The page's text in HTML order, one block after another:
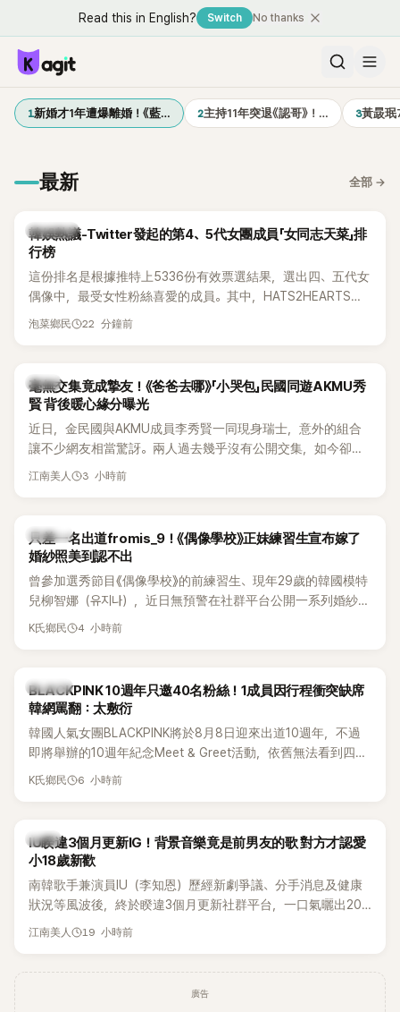
Read this in English? Switch No thanks
1新婚才1年遭爆離婚！《藍… 2主持11年突退《認哥》！… 3黃晸
最新 全部 →
熱議討論
韓娛熱議-Twitter發起的第4、5代女團成員「女同志天菜」排
行榜
這份排名是根據推特上5336份有效票選結果，選出四、五代女
偶像中，最受女性粉絲喜愛的成員。其中，HATS2HEARTS成
員包攬了前三名，展現了她們在女性社群中的高人氣。
泡菜鄉民 22 分鐘前
韓星
毫無交集竟成摯友！《爸爸去哪》「小哭包」民國同遊AKMU秀
賢 背後暖心緣分曝光
近日，金民國與AKMU成員李秀賢一同現身瑞士，意外的組合
讓不少網友相當驚訝。兩人過去幾乎沒有公開交集，如今卻一
起踏上瑞士之旅，也讓粉絲紛紛好奇：「他們到底是怎麼認識
江南美人 3 小時前
K-POP
只差一名出道fromis_9！《偶像學校》正妹練習生宣布嫁了
婚紗照美到認不出
曾參加選秀節目《偶像學校》的前練習生、現年29歲的韓國模特
兒柳智娜（유지나），近日無預警在社群平台公開一系列婚紗
照，親自宣布即將步入婚姻，消息曝光後讓不少曾追看節目的
K氏鄉民 4 小時前
K-POP
BLACKPINK 10週年只邀40名粉絲！1成員因行程衝突缺席
韓網罵翻：太敷衍
韓國人氣女團BLACKPINK將於8月8日迎來出道10週年，不過
即將舉辦的10週年紀念Meet & Greet活動，依舊無法看到四人
合體。根據韓媒《MyDaily》7日報導，當天將由Jisoo（智秀）、
K氏鄉民 6 小時前
韓星
IU睽違3個月更新IG！背景音樂竟是前男友的歌 對方才認愛
小18歲新歡
南韓歌手兼演員IU（李知恩）歷經新劇爭議、分手消息及健康
狀況等風波後，終於睽違3個月更新社群平台，一口氣曬出20
張近況照，讓大批粉絲又驚又喜。不過，比起照片本身，更引
江南美人 19 小時前
廣告